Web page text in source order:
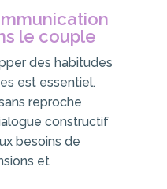
le couple
des habitudes
est essentiel.
reproche
constructif
besoins de
et